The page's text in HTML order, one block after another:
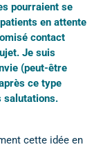
pourraient se
en attente
contact
Je suis
(peut-être
ce type
salutations.
cette idée en